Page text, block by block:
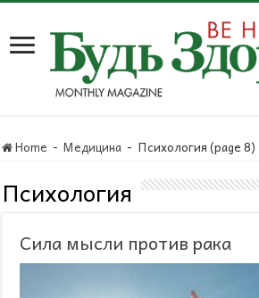
Home - Медицина - Психология (page 8)
Психология
Сила мысли против рака